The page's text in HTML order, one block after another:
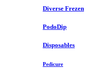
Diverse Frezen
PodoDip
Disposables
Pedicure